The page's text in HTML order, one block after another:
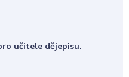
učitele dějepisu.